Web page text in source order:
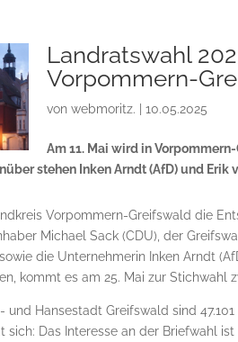
Landratswahl
Vorpommern-
vonwebmoritz. |10.05.2025
Am 11. Mai wird in
stehen Inken Arndt (AfD) und Erik
Vorpommern-Greifswald die
Michael Sack (CDU), der
die Unternehmerin Inken Arndt
kommt es am 25. Mai zur
und Hansestadt Greifswald sind
sich: Das Interesse an der Briefwahl